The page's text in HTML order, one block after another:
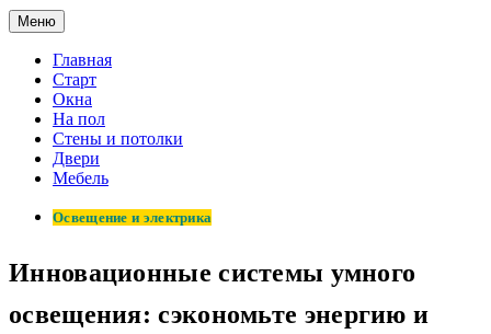
Меню
Главная
Старт
Окна
На пол
Стены и потолки
Двери
Мебель
Освещение и электрика
Инновационные системы умного
освещения: сэкономьте энергию и